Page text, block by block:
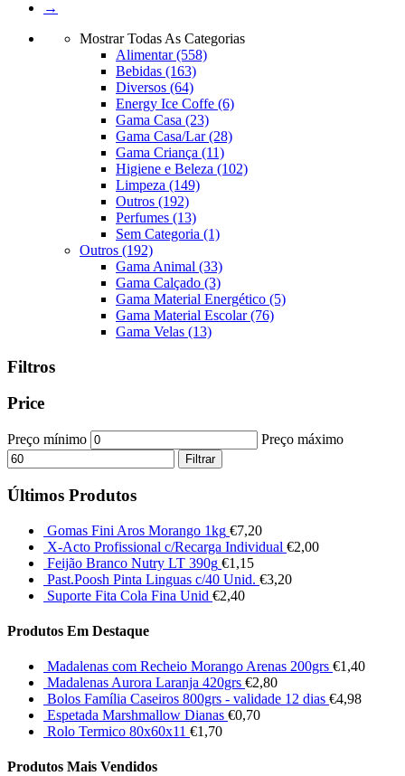
→
Mostrar Todas As Categorias
Alimentar(558)
Bebidas (163)
Diversos (64)
Energy Ice Coffe (6)
Gama Casa (23)
Gama Casa/Lar(28)
Gama Criança (11)
Higiene e Beleza (102)
Limpeza (149)
Outros (192)
Perfumes (13)
Sem Categoria (1)
Outros (192)
Gama Animal (33)
Gama Calçado (3)
Gama Material Energético (5)
Gama Material Escolar(76)
Gama Velas (13)
Filtros
Price
Preço mínimo Preço máximo
Filtrar
Últimos Produtos
Gomas Fini Aros Morango 1kg €7,20
X-Acto Profissional c/Recarga Individual €2,00
Feijão Branco Nutry LT 390g €1,15
Past.Poosh Pinta Linguas c/40 Unid. €3,20
Suporte Fita Cola Fina Unid €2,40
Produtos Em Destaque
Madalenas com Recheio Morango Arenas 200grs €1,40
Madalenas Aurora Laranja 420grs €2,80
Bolos Família Caseiros 800grs - validade 12 dias €4,98
Espetada Marshmallow Dianas €0,70
Rolo Termico 80x60x11 €1,70
Produtos Mais Vendidos